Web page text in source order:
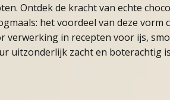
Ontdek de kracht van echte
het voordeel van deze
in recepten voor ijs,
uitzonderlijk zacht en